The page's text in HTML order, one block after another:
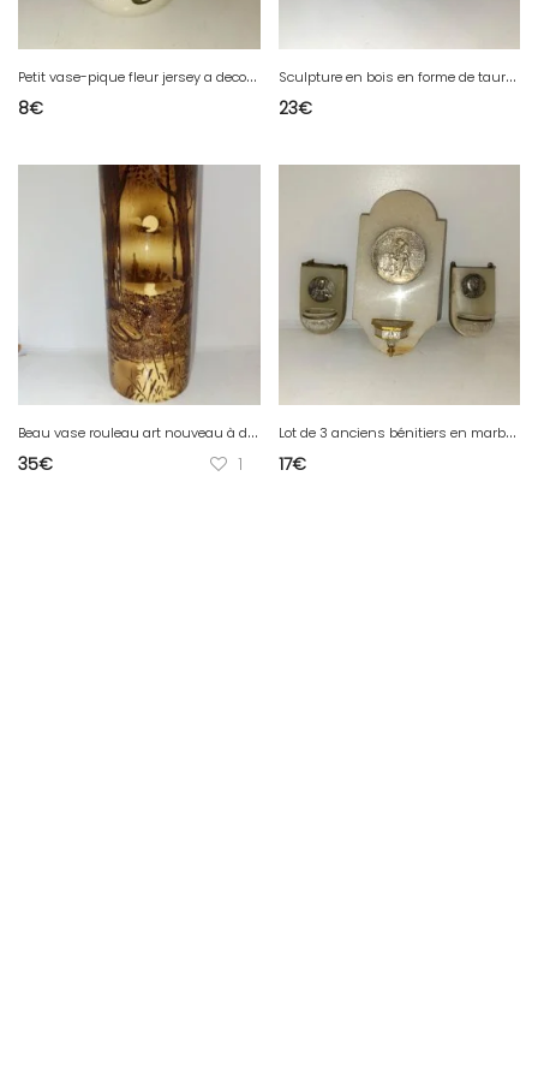
P
etit vase-pique fleur jersey a decor floral en bon etat
8€
S
culpture en bois en forme de taureau en bon etat (made in chiner)
23€
B
eau vase rouleau art nouveau à decor de paysage signature a identifier en etat correct (made in chiner)
35€ 1
L
ot de 3 anciens bénitiers en marbre ou onyx en bon etat (made in chiner)
17€